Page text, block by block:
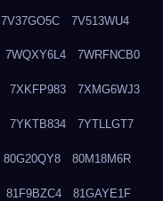
7V37GO5C 7V513WU4
7WQXY6L4 7WRFNCB0
7XKFP983 7XMG6WJ3
7YKTB834 7YTLLGT7
80G20QY8 80M18M6R
81F9BZC4 81GAYE1F